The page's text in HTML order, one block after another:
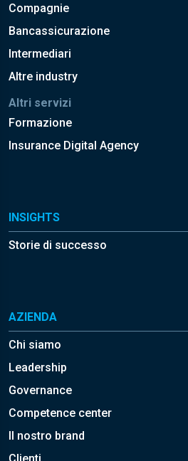
Compagnie
Bancassicurazione
Intermediari
Altre industry
Altri servizi
Formazione
Insurance Digital Agency
INSIGHTS
Storie di successo
AZIENDA
Chi siamo
Leadership
Governance
Competence center
Il nostro brand
Clienti